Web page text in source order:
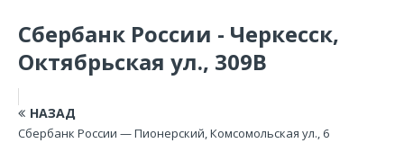
Сбербанк России - Черкесск,
Октябрьская ул., 309В
НАЗАД
Сбербанк России — Пионерский, Комсомольская ул., 6